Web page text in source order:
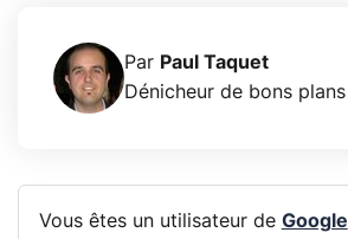
Par Paul Taquet
Dénicheur de bons plans
Vous êtes un utilisateur de Google